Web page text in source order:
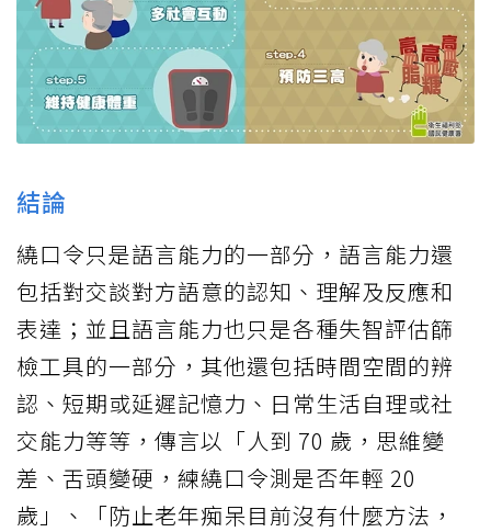
結論
繞口令只是語言能力的一部分，語言能力還
包括對交談對方語意的認知、理解及反應和
表達；並且語言能力也只是各種失智評估篩
檢工具的一部分，其他還包括時間空間的辨
認、短期或延遲記憶力、日常生活自理或社
交能力等等，傳言以「人到 70 歲，思維變
差、舌頭變硬，練繞口令測是否年輕 20
歲」、「​​防止老年痴呆目前沒有什麼方法，